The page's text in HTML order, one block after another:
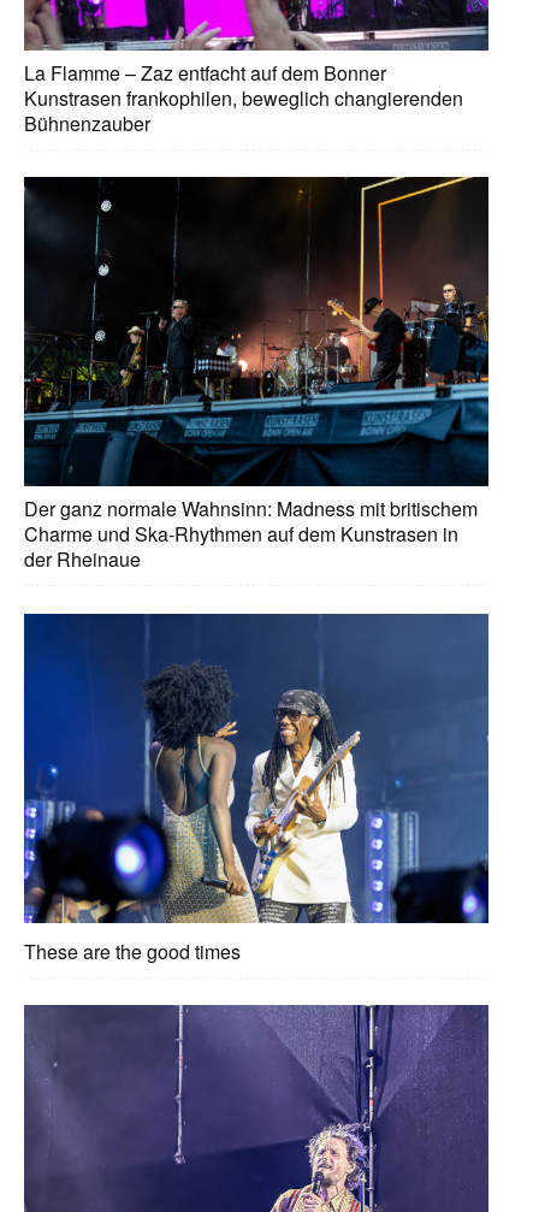
La Flamme – Zaz entfacht auf dem Bonner
Kunstrasen frankophilen, beweglich changierenden
Bühnenzauber
Der ganz normale Wahnsinn: Madness mit britischem
Charme und Ska-Rhythmen auf dem Kunstrasen in
der Rheinaue
These are the good times